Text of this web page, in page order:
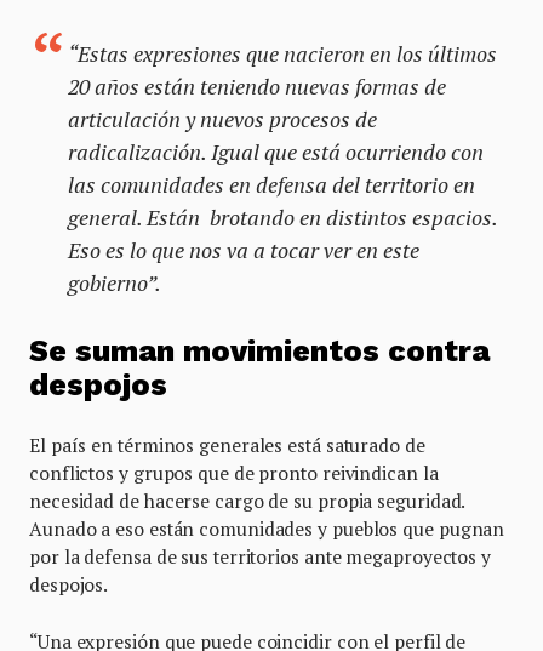
“Estas expresiones que nacieron en los últimos
20 años están teniendo nuevas formas de
articulación y nuevos procesos de
radicalización. Igual que está ocurriendo con
las comunidades en defensa del territorio en
general. Están brotando en distintos espacios.
Eso es lo que nos va a tocar ver en este
gobierno”.
Se suman movimientos contra
despojos
El país en términos generales está saturado de
conflictos y grupos que de pronto reivindican la
necesidad de hacerse cargo de su propia seguridad.
Aunado a eso están comunidades y pueblos que pugnan
por la defensa de sus territorios ante megaproyectos y
despojos.
“Una expresión que puede coincidir con el perfil de